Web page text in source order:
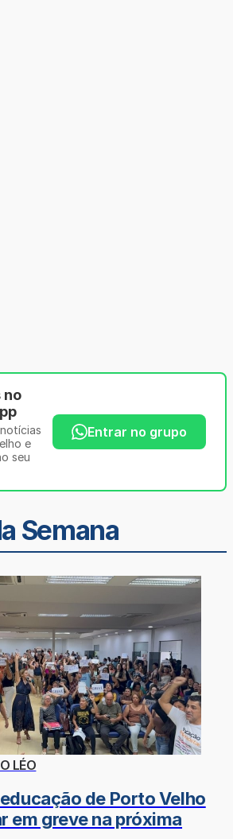
no
e
seu
Entrar no grupo
Semana
LÉO
de Porto Velho
em greve na próxima